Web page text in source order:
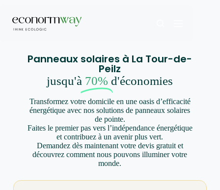
Panneaux solaires à La Tour-de-
Peilz
jusqu'à 70% d'économies
Transformez votre domicile en une oasis d’efficacité
énergétique avec nos solutions de panneaux solaires
de pointe.
Faites le premier pas vers l’indépendance énergétique
et contribuez à un avenir plus vert.
Demandez dès maintenant votre devis gratuit et
découvrez comment nous pouvons illuminer votre
monde.